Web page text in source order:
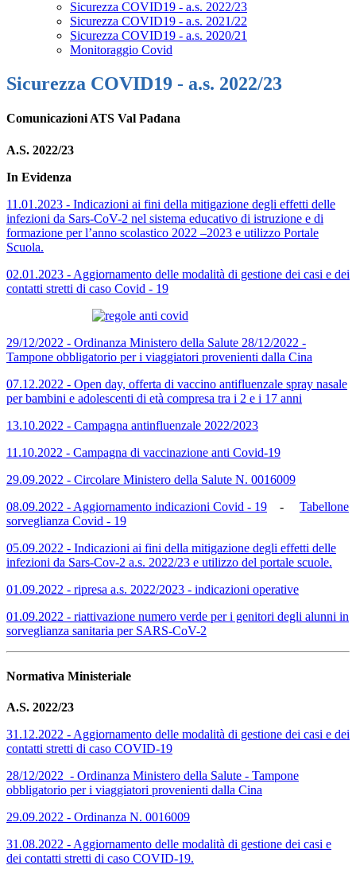
Sicurezza COVID19 - a.s. 2022/23
Sicurezza COVID19 - a.s. 2021/22
Sicurezza COVID19 - a.s. 2020/21
Monitoraggio Covid
Sicurezza COVID19 - a.s. 2022/23
Comunicazioni ATS Val Padana
A.S. 2022/23
In Evidenza
11.01.2023 - Indicazioni ai fini della mitigazione degli effetti delle
infezioni da Sars-CoV-2 nel sistema educativo di istruzione e di
formazione per l’anno scolastico 2022 –2023 e utilizzo Portale
Scuola.
02.01.2023 - Aggiornamento delle modalità di gestione dei casi e dei
contatti stretti di caso Covid - 19
29/12/2022 - Ordinanza Ministero della Salute 28/12/2022 -
Tampone obbligatorio per i viaggiatori provenienti dalla Cina
07.12.2022 - Open day, offerta di vaccino antifluenzale spray nasale
per bambini e adolescenti di età compresa tra i 2 e i 17 anni
13.10.2022 - Campagna antinfluenzale 2022/2023
11.10.2022 - Campagna di vaccinazione anti Covid-19
29.09.2022 - Circolare Ministero della Salute N. 0016009
08.09.2022 - Aggiornamento indicazioni Covid - 19 - Tabellone
sorveglianza Covid - 19
05.09.2022 - Indicazioni ai fini della mitigazione degli effetti delle
infezioni da Sars-Cov-2 a.s. 2022/23 e utilizzo del portale scuole.
01.09.2022 - ripresa a.s. 2022/2023 - indicazioni operative
01.09.2022 - riattivazione numero verde per i genitori degli alunni in
sorveglianza sanitaria per SARS-CoV-2
Normativa Ministeriale
A.S. 2022/23
31.12.2022 - Aggiornamento delle modalità di gestione dei casi e dei
contatti stretti di caso COVID-19
28/12/2022 - Ordinanza Ministero della Salute - Tampone
obbligatorio per i viaggiatori provenienti dalla Cina
29.09.2022 - Ordinanza N. 0016009
31.08.2022 - Aggiornamento delle modalità di gestione dei casi e
dei contatti stretti di caso COVID-19.